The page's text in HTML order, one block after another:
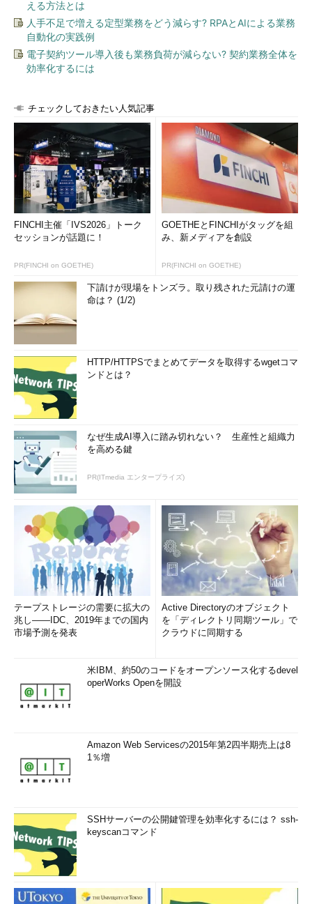
パラメトロンはトランジスタがまだ発展途上にあるときに、う
まいタイミングで現れたので商用機も現れたが、結局はトランジ
スタに負けてしまった。今度の素子はトランジスタがすでに発達
しきった現在に現れて、トランジスタの限界を打ち破れるのか？
か書いてあるだけで、名前がない。「話題」にするためには何か
名前を付けてほしい。
IBMの新素子はいってみれば磁気バブル・メモリ？
2つ目は、これまた老舗中の老舗、IBMの発表である（IBMのニ
ュースリリース「IBM、新しいメモリー実現に前進
」）。こちら
は「Racetrack Memory」という「スピントロニクス技術」を使
ったメモリである。さすがにIBMは、ちゃんとネーミングをして
いる。それも「Racetrack」というのは聞いた瞬間にカッコイイ
固体中の電子の電荷とスピンの両方を利用する「スピントロニ
クス」原理がベースなので、MRAMにも通じるものがあるんじゃ
見る明るい未来
」参照のこと）。あくまで「新しい」超集積度の
素子であることを強調し、いままでの素子は1つのセルに数bitの
格納がやっとだけれど、これは1セルに100bitも格納できるのだ、
とあくまで訴求点が明確である。
「年寄り」の筆者などは、縦に数珠つなぎにつながる「磁壁」
で表されたビット列を見ていて、つい磁気バブル・メモリを連想
してしまった（磁気バブル・メモリなら実見できた世代なのであ
る。高くて買えなかったけど）。まぁ、原理そのものは、モダン
な響きのあるスピントロニクスなので磁気バブルとは異なるし、
集積度が上がるようにビット列も垂直で、水平に並べていた磁気
バブルとは違うのだが、磁化の向きがアッチ向き、コッチ向き、
そいつらが列を作って行列している図を見て、ついつい磁気バブ
ルを想像してしまったのだ。たぶん、そういうふらちな想像をす
る年寄りは無視してIBMは説明している。
IBMのRacetrack Memoryの原理（IBMのニュー
スリリースより）
シリコン・ウエハ表面の垂直または水平に配列さ
れた磁性材料の列の磁区を用いることで情報を格
納する。Racetrack Memoryによって、安定性・
耐久性を持ち、大幅にコストを引き下げた新しい
電子デバイスが実現可能であるとしている。
える方法とは
人手不足で増える定型業務をどう減らす? RPAとAIによる業務
自動化の実践例
電子契約ツール導入後も業務負荷が減らない? 契約業務全体を
効率化するには
チェックしておきたい人気記事
FINCHI主催「IVS2026」トーク
セッションが話題に！
PR(FINCHI on GOETHE)
GOETHEとFINCHIがタッグを組
み、新メディアを創設
PR(FINCHI on GOETHE)
下請けが現場をトンズラ。取り残された元請けの運
命は？ (1/2)
HTTP/HTTPSでまとめてデータを取得するwgetコマ
ンドとは？
なぜ生成AI導入に踏み切れない？ 生産性と組織力
を高める鍵
PR(ITmedia エンタープライズ)
テープストレージの需要に拡大の
兆し――IDC、2019年までの国内
市場予測を発表
Active Directoryのオブジェクト
を「ディレクトリ同期ツール」で
クラウドに同期する
米IBM、約50のコードをオープンソース化するdevel
operWorks Openを開設
Amazon Web Servicesの2015年第2四半期売上は8
1％増
SSHサーバーの公開鍵管理を効率化するには？ ssh-
keyscanコマンド